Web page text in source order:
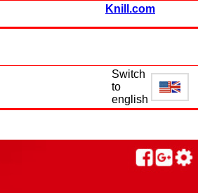
Knill.com
Switch
to
english